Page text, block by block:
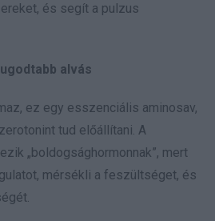
és segít a pulzus
alvás
ez egy esszenciális aminosav,
tud előállítani. A
„boldogsághormonnak”, mert
mérsékli a feszültséget, és